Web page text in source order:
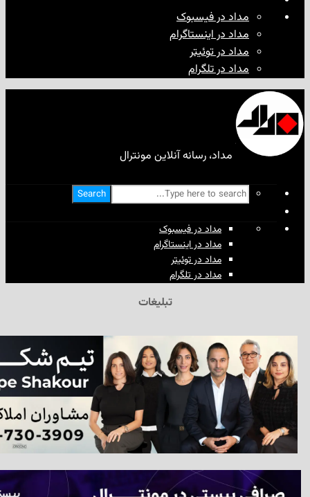
مداد در فیسبوک
مداد در اینستاگرام
مداد در توئیتر
مداد در تلگرام
مداد، رسانه آنلاین مونترال
Search
مداد در فیسبوک
مداد در اینستاگرام
مداد در توئیتر
مداد در تلگرام